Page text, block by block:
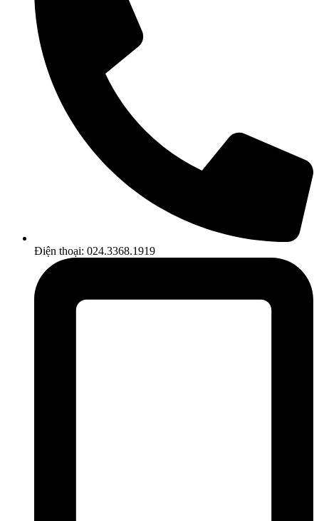
Điện thoại: 024.3368.1919